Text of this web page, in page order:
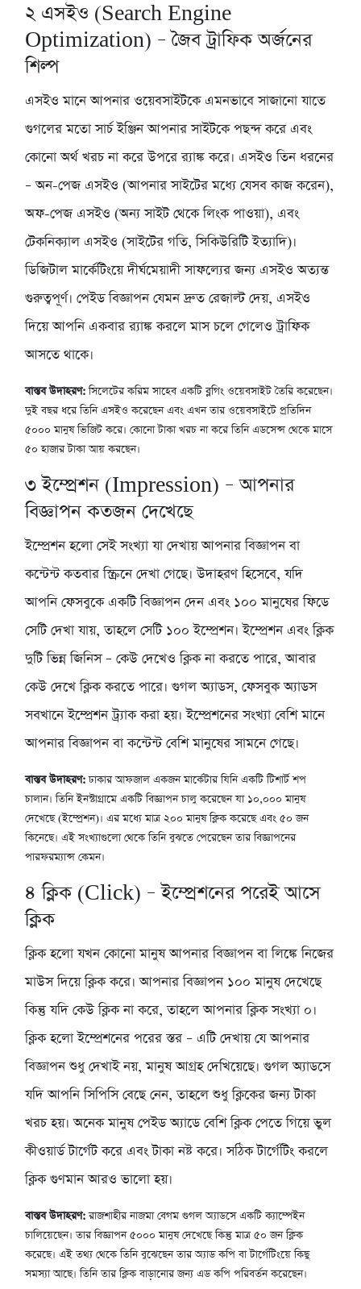
২এসইও (Search Engine
Optimization) – জৈব ট্রাফিক অর্জনের
শিল্প
এসইও মানে আপনার ওয়েবসাইটকে এমনভাবে সাজানো যাতে
গুগলের মতো সার্চ ইঞ্জিন আপনার সাইটকে পছন্দ করে এবং
কোনো অর্থ খরচ না করে উপরে র‍্যাঙ্ক করে। এসইও তিন ধরনের
– অন-পেজ এসইও (আপনার সাইটের মধ্যে যেসব কাজ করেন),
অফ-পেজ এসইও (অন্য সাইট থেকে লিংক পাওয়া), এবং
টেকনিক্যাল এসইও (সাইটের গতি, সিকিউরিটি ইত্যাদি)।
ডিজিটাল মার্কেটিংয়ে দীর্ঘমেয়াদী সাফল্যের জন্য এসইও অত্যন্ত
গুরুত্বপূর্ণ। পেইড বিজ্ঞাপন যেমন দ্রুত রেজাল্ট দেয়, এসইও
দিয়ে আপনি একবার র‍্যাঙ্ক করলে মাস চলে গেলেও ট্রাফিক
আসতে থাকে।
বাস্তব উদাহরণ:সিলেটের করিম সাহেব একটি ব্লগিং ওয়েবসাইট তৈরি করেছেন।
দুই বছর ধরে তিনি এসইও করেছেন এবং এখন তার ওয়েবসাইটে প্রতিদিন
৫০০০ মানুষ ভিজিট করে। কোনো টাকা খরচ না করে তিনি এডসেন্স থেকে মাসে
৫০ হাজার টাকা আয় করছেন।
৩ইম্প্রেশন (Impression) – আপনার
বিজ্ঞাপন কতজন দেখেছে
ইম্প্রেশন হলো সেই সংখ্যা যা দেখায় আপনার বিজ্ঞাপন বা
কন্টেন্ট কতবার স্ক্রিনে দেখা গেছে। উদাহরণ হিসেবে, যদি
আপনি ফেসবুকে একটি বিজ্ঞাপন দেন এবং ১০০ মানুষের ফিডে
সেটি দেখা যায়, তাহলে সেটি ১০০ ইম্প্রেশন। ইম্প্রেশন এবং ক্লিক
দুটি ভিন্ন জিনিস – কেউ দেখেও ক্লিক না করতে পারে, আবার
কেউ দেখে ক্লিক করতে পারে। গুগল অ্যাডস, ফেসবুক অ্যাডস
সবখানে ইম্প্রেশন ট্র্যাক করা হয়। ইম্প্রেশনের সংখ্যা বেশি মানে
আপনার বিজ্ঞাপন বা কন্টেন্ট বেশি মানুষের সামনে গেছে।
বাস্তব উদাহরণ:ঢাকার আফজাল একজন মার্কেটার যিনি একটি টিশার্ট শপ
চালান। তিনি ইনস্টাগ্রামে একটি বিজ্ঞাপন চালু করেছেন যা ১০,০০০ মানুষ
দেখেছে (ইম্প্রেশন)। এর মধ্যে মাত্র ২০০ মানুষ ক্লিক করেছে এবং ৫০ জন
কিনেছে। এই সংখ্যাগুলো থেকে তিনি বুঝতে পেরেছেন তার বিজ্ঞাপনের
পারফরম্যান্স কেমন।
৪ ক্লিক (Click) – ইম্প্রেশনের পরেই আসে
ক্লিক
ক্লিক হলো যখন কোনো মানুষ আপনার বিজ্ঞাপন বা লিঙ্কে নিজের
মাউস দিয়ে ক্লিক করে। আপনার বিজ্ঞাপন ১০০ মানুষ দেখেছে
কিন্তু যদি কেউ ক্লিক না করে, তাহলে আপনার ক্লিক সংখ্যা ০।
ক্লিক হলো ইম্প্রেশনের পরের স্তর – এটি দেখায় যে আপনার
বিজ্ঞাপন শুধু দেখাই নয়, মানুষ আগ্রহ দেখিয়েছে। গুগল অ্যাডসে
যদি আপনি সিপিসি বেছে নেন, তাহলে শুধু ক্লিকের জন্য টাকা
খরচ হয়। অনেক মানুষ পেইড অ্যাডে বেশি ক্লিক পেতে গিয়ে ভুল
কীওয়ার্ড টার্গেট করে এবং টাকা নষ্ট করে। সঠিক টার্গেটিং করলে
ক্লিক গুণমান আরও ভালো হয়।
বাস্তব উদাহরণ:রাজশাহীর নাজমা বেগম গুগল অ্যাডসে একটি ক্যাম্পেইন
চালিয়েছেন। তার বিজ্ঞাপন ৫০০০ মানুষ দেখেছে কিন্তু মাত্র ৫০ জন ক্লিক
করেছে। এই তথ্য থেকে তিনি বুঝেছেন তার অ্যাড কপি বা টার্গেটিংয়ে কিছু
সমস্যা আছে। তিনি তার ক্লিক বাড়ানোর জন্য এড কপি পরিবর্তন করেছেন।